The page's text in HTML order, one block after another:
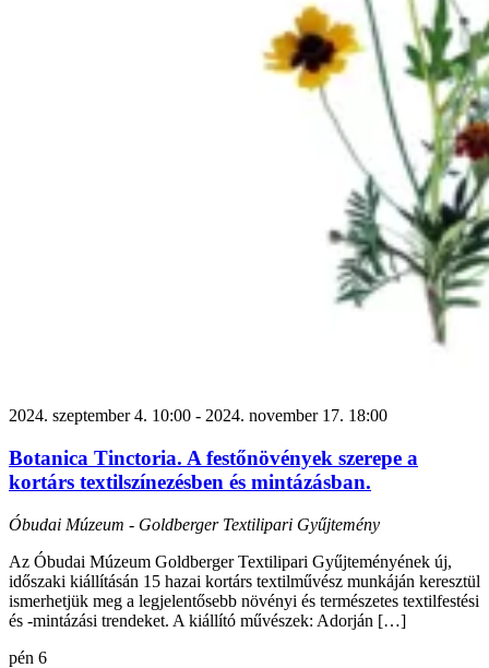
2024. szeptember 4. 10:00 - 2024. november 17. 18:00
Botanica Tinctoria. A festőnövények szerepe a
kortárs textilszínezésben és mintázásban.
Óbudai Múzeum - Goldberger Textilipari Gyűjtemény
Az Óbudai Múzeum Goldberger Textilipari Gyűjteményének új,
időszaki kiállításán 15 hazai kortárs textilművész munkáján keresztül
ismerhetjük meg a legjelentősebb növényi és természetes textilfestési
és -mintázási trendeket. A kiállító művészek: Adorján […]
pén 6